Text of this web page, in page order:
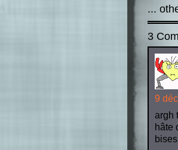
...
3
9
argh
hâte
bises